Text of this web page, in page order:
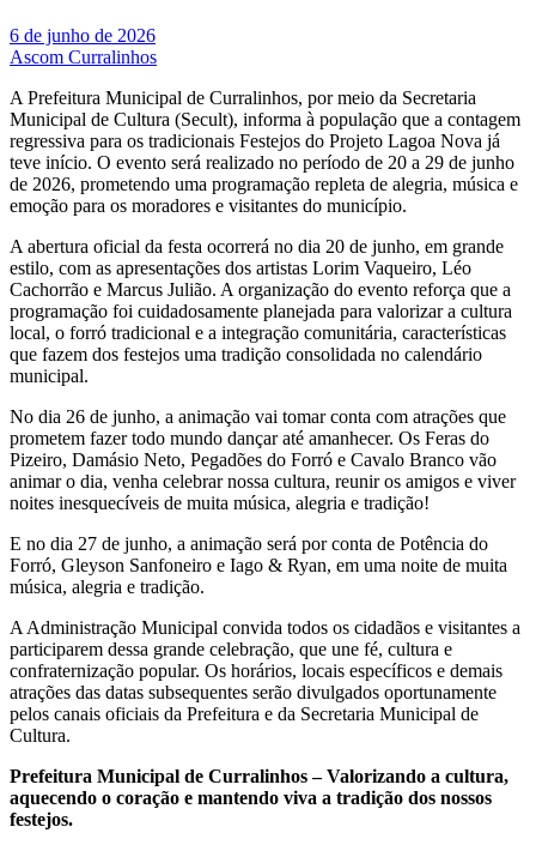
6 de junho de 2026
Ascom Curralinhos
A Prefeitura Municipal de Curralinhos, por meio da Secretaria
Municipal de Cultura (Secult), informa à população que a contagem
regressiva para os tradicionais Festejos do Projeto Lagoa Nova já
teve início. O evento será realizado no período de 20 a 29 de junho
de 2026, prometendo uma programação repleta de alegria, música e
emoção para os moradores e visitantes do município.
A abertura oficial da festa ocorrerá no dia 20 de junho, em grande
estilo, com as apresentações dos artistas Lorim Vaqueiro, Léo
Cachorrão e Marcus Julião. A organização do evento reforça que a
programação foi cuidadosamente planejada para valorizar a cultura
local, o forró tradicional e a integração comunitária, características
que fazem dos festejos uma tradição consolidada no calendário
municipal.
No dia 26 de junho, a animação vai tomar conta com atrações que
prometem fazer todo mundo dançar até amanhecer. Os Feras do
Pizeiro, Damásio Neto, Pegadões do Forró e Cavalo Branco vão
animar o dia, venha celebrar nossa cultura, reunir os amigos e viver
noites inesquecíveis de muita música, alegria e tradição!
E no dia 27 de junho, a animação será por conta de Potência do
Forró, Gleyson Sanfoneiro e Iago & Ryan, em uma noite de muita
música, alegria e tradição.
A Administração Municipal convida todos os cidadãos e visitantes a
participarem dessa grande celebração, que une fé, cultura e
confraternização popular. Os horários, locais específicos e demais
atrações das datas subsequentes serão divulgados oportunamente
pelos canais oficiais da Prefeitura e da Secretaria Municipal de
Cultura.
Prefeitura Municipal de Curralinhos – Valorizando a cultura,
aquecendo o coração e mantendo viva a tradição dos nossos
festejos.